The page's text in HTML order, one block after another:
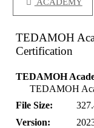
TEDAMOH
Certification
TEDAMOH
TEDAMOH
File Size:
Version: